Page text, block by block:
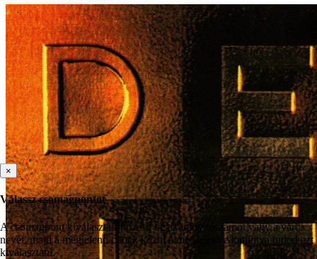
×
Válassz csomagpontot
A csomagpont kiválasztásához írd be az irányítószámot vagy a város
nevét, majd a megjelenő címek közül a megfelelőre kattintva tudod azt
kiválasztani.